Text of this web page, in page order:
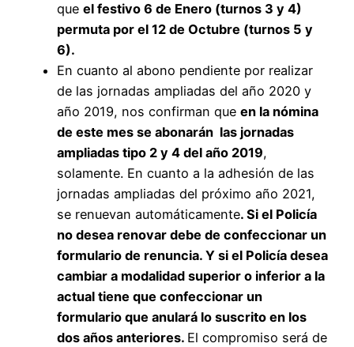
que el festivo 6 de Enero (turnos 3 y 4)
permuta por el 12 de Octubre (turnos 5 y
6).
En cuanto al abono pendiente por realizar
de las jornadas ampliadas del año 2020 y
año 2019, nos confirman que en la nómina
de este mes se abonarán las jornadas
ampliadas tipo 2 y 4 del año 2019,
solamente. En cuanto a la adhesión de las
jornadas ampliadas del próximo año 2021,
se renuevan automáticamente. Si el Policía
no desea renovar debe de confeccionar un
formulario de renuncia. Y si el Policía desea
cambiar a modalidad superior o inferior a la
actual tiene que confeccionar un
formulario que anulará lo suscrito en los
dos años anteriores. El compromiso será de